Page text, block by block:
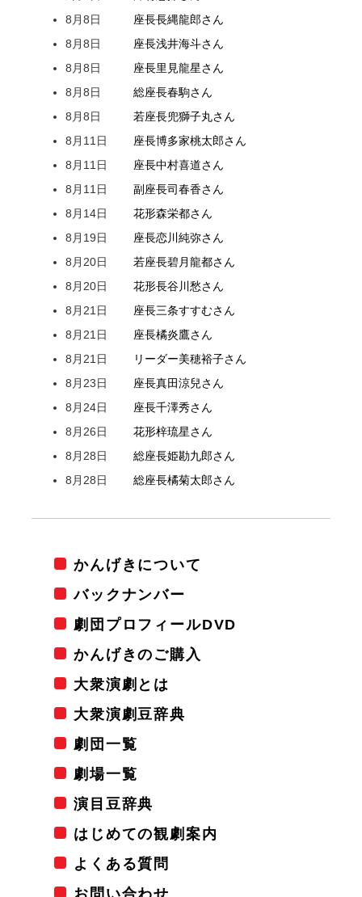
8月8日
座長長縄龍郎さん
8月8日
座長浅井海斗さん
8月8日
座長里見龍星さん
8月8日
総座長春駒さん
8月8日
若座長兜獅子丸さん
8月11日
座長博多家桃太郎さん
8月11日
座長中村喜道さん
8月11日
副座長司春香さん
8月14日
花形森栄都さん
8月19日
座長恋川純弥さん
8月20日
若座長碧月龍都さん
8月20日
花形長谷川愁さん
8月21日
座長三条すすむさん
8月21日
座長橘炎鷹さん
8月21日
リーダー美穂裕子さん
8月23日
座長真田涼兒さん
8月24日
座長千澤秀さん
8月26日
花形梓琉星さん
8月28日
総座長姫勘九郎さん
8月28日
総座長橘菊太郎さん
かんげきについて
バックナンバー
劇団プロフィールDVD
かんげきのご購入
大衆演劇とは
大衆演劇豆辞典
劇団一覧
劇場一覧
演目豆辞典
はじめての観劇案内
よくある質問
お問い合わせ